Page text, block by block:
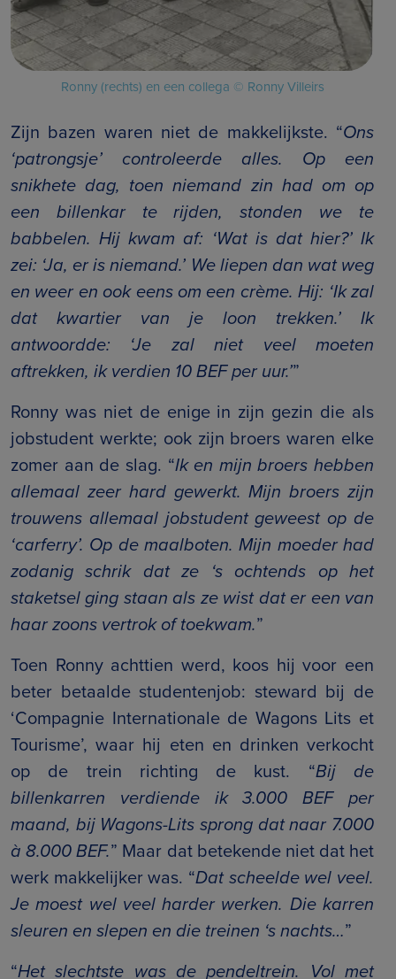
Ronny (rechts) en een collega © Ronny Villeirs
Zijn bazen waren niet de makkelijkste. “Ons
‘patrongsje’ controleerde alles. Op een
snikhete dag, toen niemand zin had om op
een billenkar te rijden, stonden we te
babbelen. Hij kwam af: ‘Wat is dat hier?’ Ik
zei: ‘Ja, er is niemand.’ We liepen dan wat weg
en weer en ook eens om een crème. Hij: ‘Ik zal
dat kwartier van je loon trekken.’ Ik
antwoordde: ‘Je zal niet veel moeten
aftrekken, ik verdien 10 BEF per uur.’”
Ronny was niet de enige in zijn gezin die als
jobstudent werkte; ook zijn broers waren elke
zomer aan de slag. “Ik en mijn broers hebben
allemaal zeer hard gewerkt. Mijn broers zijn
trouwens allemaal jobstudent geweest op de
‘carferry’. Op de maalboten. Mijn moeder had
zodanig schrik dat ze ‘s ochtends op het
staketsel ging staan als ze wist dat er een van
haar zoons vertrok of toekwam.”
Toen Ronny achttien werd, koos hij voor een
beter betaalde studentenjob: steward bij de
‘Compagnie Internationale de Wagons Lits et
Tourisme’, waar hij eten en drinken verkocht
op de trein richting de kust. “Bij de
billenkarren verdiende ik 3.000 BEF per
maand, bij Wagons-Lits sprong dat naar 7.000
à 8.000 BEF.” Maar dat betekende niet dat het
werk makkelijker was. “Dat scheelde wel veel.
Je moest wel veel harder werken. Die karren
sleuren en slepen en die treinen ‘s nachts…”
“Het slechtste was de pendeltrein. Vol met